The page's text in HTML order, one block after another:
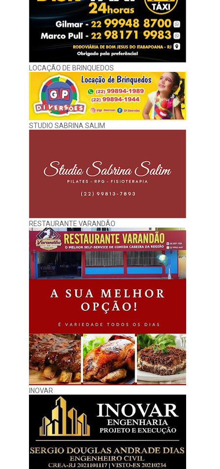
LOCAÇÃO DE BRINQUEDOS
STUDIO SABRINA SALIM
RESTAURANTE VARANDÃO
INOVAR